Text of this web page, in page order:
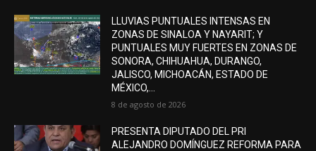
LLUVIAS PUNTUALES INTENSAS EN
ZONAS DE SINALOA Y NAYARIT; Y
PUNTUALES MUY FUERTES EN ZONAS DE
SONORA, CHIHUAHUA, DURANGO,
JALISCO, MICHOACÁN, ESTADO DE
MÉXICO,...
8 de agosto de 2026
PRESENTA DIPUTADO DEL PRI
ALEJANDRO DOMÍNGUEZ REFORMA PARA